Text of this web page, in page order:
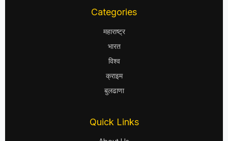
Categories
महाराष्ट्र
भारत
विश्व
क्राइम
बुलढाणा
Quick Links